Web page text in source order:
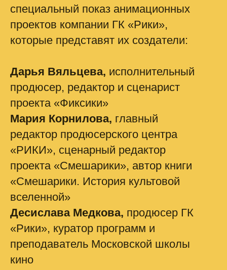
специальный показ анимационных
проектов компании ГК «Рики»,
которые представят их создатели:
Дарья Вяльцева, исполнительный
продюсер, редактор и сценарист
проекта «Фиксики»
Мария Корнилова, главный
редактор продюсерского центра
«РИКИ», сценарный редактор
проекта «Смешарики», автор книги
«Смешарики. История культовой
вселенной»
Десислава Медкова, продюсер ГК
«Рики», куратор программ и
преподаватель Московской школы
кино